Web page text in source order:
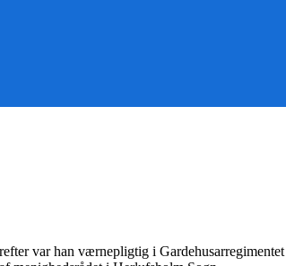
var han værnepligtig i